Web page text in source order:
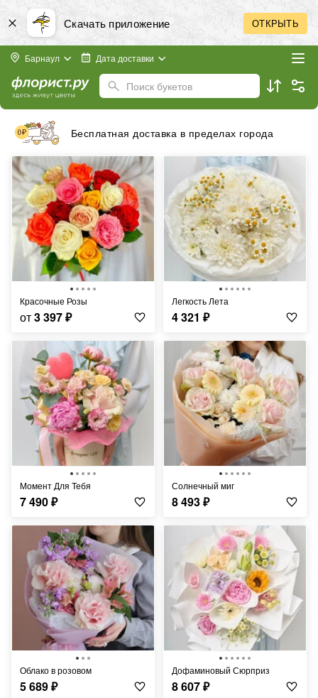
Скачать приложение ОТКРЫТЬ
Барнаул Дата доставки
Поиск букетов
Принимаем к оплате банковские карты любых
стран
Красочные Розы
от3 397₽
Легкость Лета
4 321 ₽
Момент Для Тебя
7 490₽
Солнечный миг
8 493₽
Облако в розовом
5 689₽
Дофаминовый Сюрприз
8 607₽